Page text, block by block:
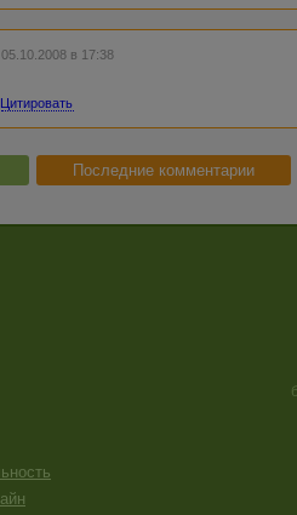
в 17:38
Цитировать
Последние комментарии